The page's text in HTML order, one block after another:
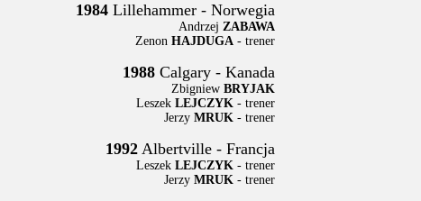
1984Lillehammer - Norwegia
Andrzej ZABAWA
Zenon HAJDUGA- trener
1988Calgary - Kanada
Zbigniew BRYJAK
Leszek LEJCZYK- trener
Jerzy MRUK- trener
1992Albertville - Francja
Leszek LEJCZYK- trener
Jerzy MRUK- trener